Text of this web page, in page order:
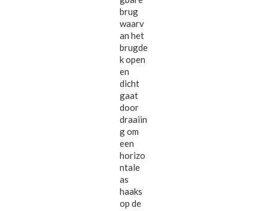
brug
waarv
an het
brugde
k open
en
dicht
gaat
door
draaiin
g om
een
horizo
ntale
as
haaks
op de